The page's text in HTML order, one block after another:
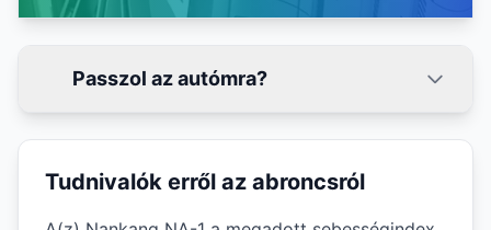
Passzol az autómra?
Tudnivalók erről az abroncsról